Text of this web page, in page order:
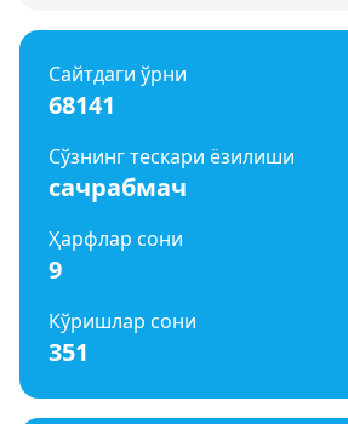
Сайтдаги ўрни
68141
Сўзнинг тескари ёзилиши
сачрабмач
Ҳарфлар сони
9
Кўришлар сони
351